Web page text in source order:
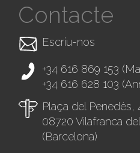
Contacte
Escriu-nos
+34 616 869 153
+34 616 628 103
Plaça del Penedès,
08720 Vilafranca
(Barcelona)